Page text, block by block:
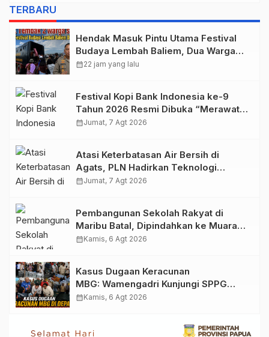
TERBARU
Hendak Masuk Pintu Utama Festival
Budaya Lembah Baliem, Dua Warga
Sipil Ditembak OTK
calendar_month22 jam yang lalu
Festival Kopi Bank Indonesia ke-9
Tahun 2026 Resmi Dibuka “Merawat
Warisan, Membangun Masa Depan
calendar_monthJumat, 7 Agt 2026
Atasi Keterbatasan Air Bersih di
Agats, PLN Hadirkan Teknologi
Desalinasi untuk Masjid Saiful Al-
calendar_monthJumat, 7 Agt 2026
Pembangunan Sekolah Rakyat di
Maribu Batal, Dipindahkan ke Muara
Tami, Ini Sebabnya
calendar_monthKamis, 6 Agt 2026
Kasus Dugaan Keracunan
MBG: Wamengadri Kunjungi SPPG
Yayasan KIS Papua, Ini yang
calendar_monthKamis, 6 Agt 2026